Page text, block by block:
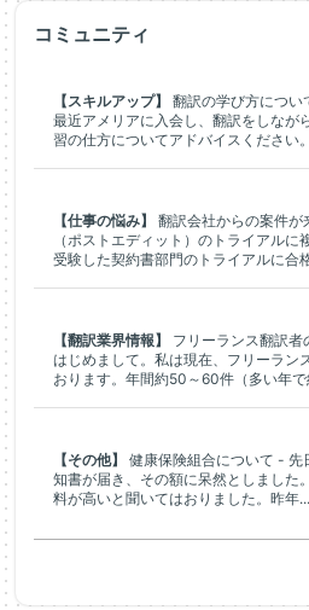
コミュニティ
【スキルアップ】
翻訳の学び方につい
最近アメリアに入会し、翻訳をしなが
習の仕方についてアドバイスください
【仕事の悩み】
翻訳会社からの案件
（ポストエディット）のトライアル
受験した契約書部門のトライアルに合
【翻訳業界情報】
フリーランス翻訳
はじめまして。私は現在、フリーラン
おります。年間約50～60件（多い年
【その他】
健康保険組合について - 先
知書が届き、その額に呆然としました
料が高いと聞いてはおりました。昨年...